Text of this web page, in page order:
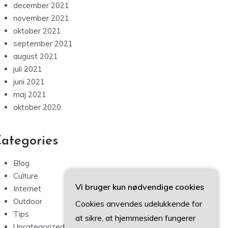
december 2021
november 2021
oktober 2021
september 2021
august 2021
juli 2021
juni 2021
maj 2021
oktober 2020
Blog
Culture
Internet
Outdoor
Tips
Vi bruger kun nødvendige cookies
Cookies anvendes udelukkende for
at sikre, at hjemmesiden fungerer